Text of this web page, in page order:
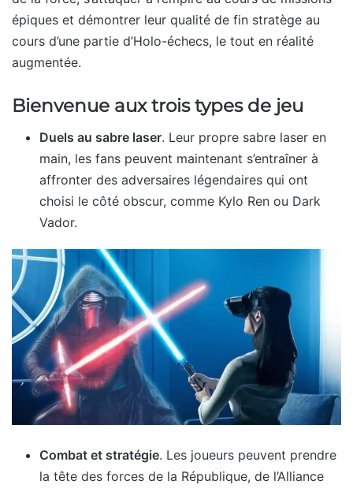
épiques et démontrer leur qualité de fin stratège au
cours d’une partie d’Holo-échecs, le tout en réalité
augmentée.
Bienvenue aux trois types de jeu
Duels au sabre laser. Leur propre sabre laser en
main, les fans peuvent maintenant s’entraîner à
affronter des adversaires légendaires qui ont
choisi le côté obscur, comme Kylo Ren ou Dark
Vador.
Combat et stratégie. Les joueurs peuvent prendre
la tête des forces de la République, de l’Alliance